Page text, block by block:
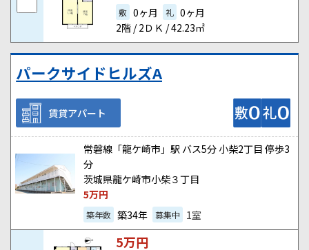
敷 0ヶ月 礼 0ヶ月
2階 / 2ＤＫ / 42.23㎡
パークサイドヒルズA
賃貸アパート
常磐線「龍ケ崎市」駅 バス5分 小柴2丁目 停歩3
分
茨城県龍ケ崎市小柴３丁目
5万円
築年数 築34年 募集中 1室
5万円